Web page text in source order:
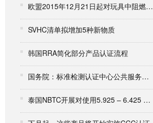
欧盟2015年12月21日起对玩具中阻燃剂及双酚A实施更严格限制
SVHC清单拟增加5种新物质
韩国RRA简化部分产品认证流程
国务院：标准检测认证中心公共服务平台建设推进
泰国NBTC开展对使用5.925 – 6.425 GHz频率范围进行公众咨询